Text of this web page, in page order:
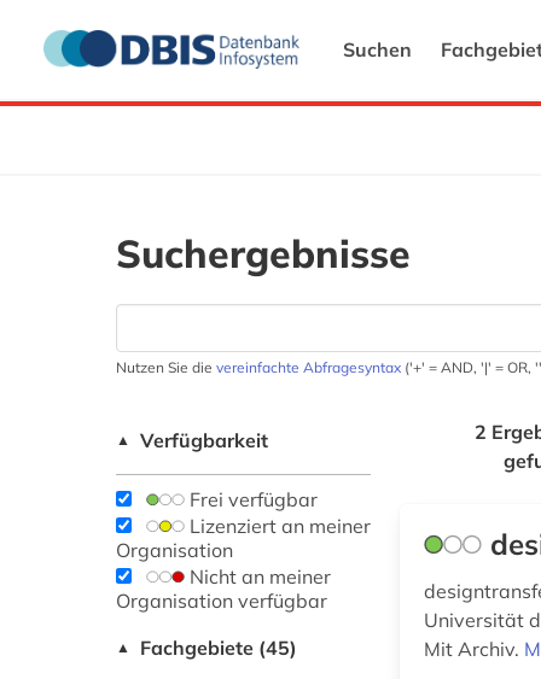
Suchen
Suchergebnisse
Nutzen Sie die vereinfachte Abfragesyntax ('+' = AND, '|' = OR,
▲ Verfügbarkeit
Frei verfügbar
Lizenziert an meiner
Organisation
Nicht an meiner
Organisation verfügbar
▲ Fachgebiete (45)
2
Universität
Mit Archiv.